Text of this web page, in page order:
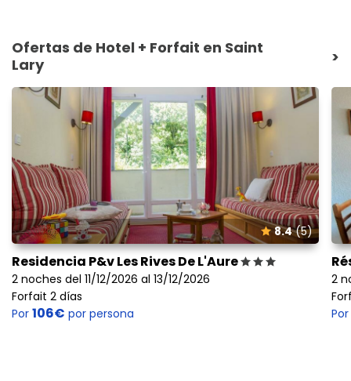
Ofertas de Hotel + Forfait en Saint
Lary
>
8.4(5)
Residencia P&v Les Rives De L'Aure
2 noches del 11/12/2026 al 13/12/2026
Forfait 2 días
Por 106€ por persona
2
Por